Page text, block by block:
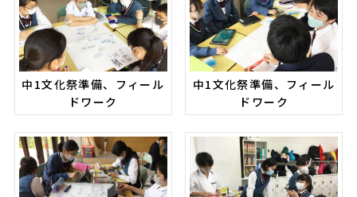
中1文化祭準備、フィール
ドワーク
中1文化祭準備、フィール
ドワーク